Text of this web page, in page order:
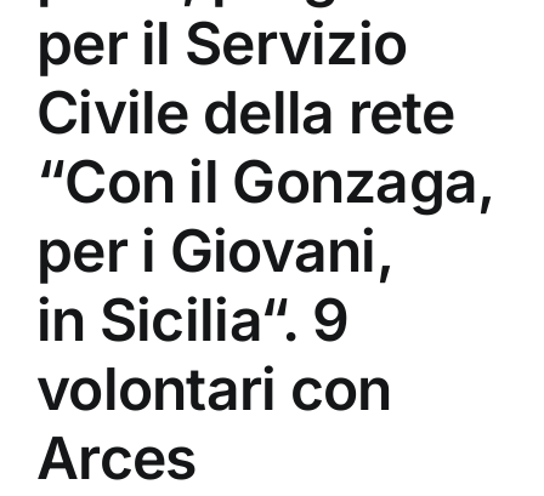
per il Servizio
Civile della rete
“Con il Gonzaga,
per i Giovani,
in Sicilia“. 9
volontari con
Arces